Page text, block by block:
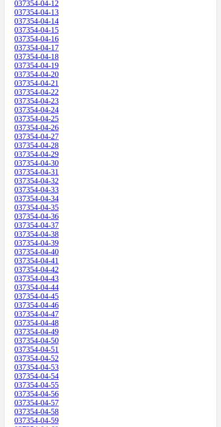
037354-04-12
037354-04-13
037354-04-14
037354-04-15
037354-04-16
037354-04-17
037354-04-18
037354-04-19
037354-04-20
037354-04-21
037354-04-22
037354-04-23
037354-04-24
037354-04-25
037354-04-26
037354-04-27
037354-04-28
037354-04-29
037354-04-30
037354-04-31
037354-04-32
037354-04-33
037354-04-34
037354-04-35
037354-04-36
037354-04-37
037354-04-38
037354-04-39
037354-04-40
037354-04-41
037354-04-42
037354-04-43
037354-04-44
037354-04-45
037354-04-46
037354-04-47
037354-04-48
037354-04-49
037354-04-50
037354-04-51
037354-04-52
037354-04-53
037354-04-54
037354-04-55
037354-04-56
037354-04-57
037354-04-58
037354-04-59